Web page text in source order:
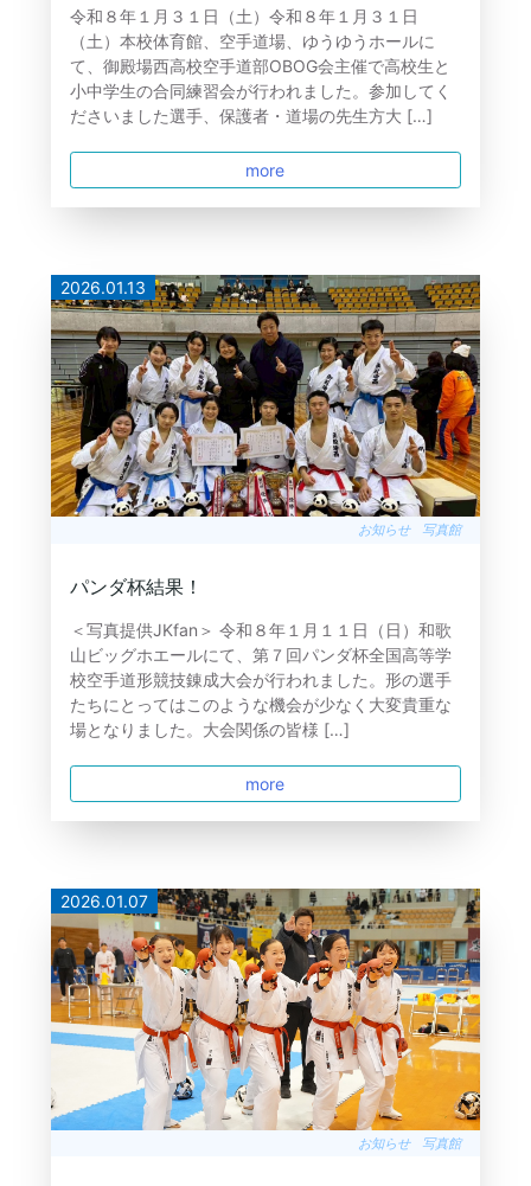
令和８年１月３１日（土）令和８年１月３１日
（土）本校体育館、空手道場、ゆうゆうホールに
て、御殿場西高校空手道部OBOG会主催で高校生と
小中学生の合同練習会が行われました。参加してく
ださいました選手、保護者・道場の先生方大 […]
more
2026.01.13
お知らせ 写真館
パンダ杯結果！
＜写真提供JKfan＞ 令和８年１月１１日（日）和歌
山ビッグホエールにて、第７回パンダ杯全国高等学
校空手道形競技錬成大会が行われました。形の選手
たちにとってはこのような機会が少なく大変貴重な
場となりました。大会関係の皆様 […]
more
2026.01.07
お知らせ 写真館